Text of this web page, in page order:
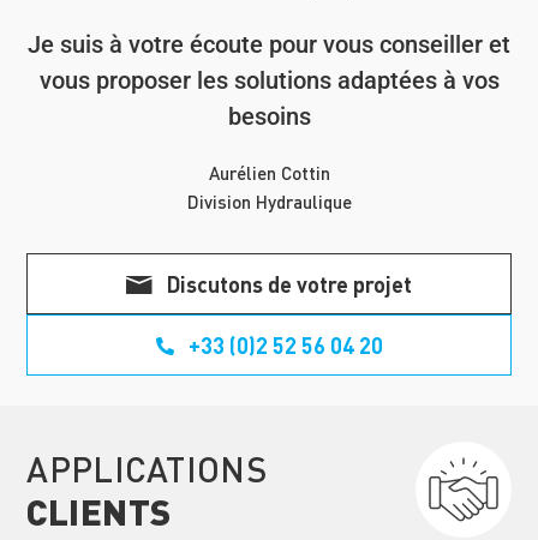
Je suis à votre écoute pour vous conseiller et
vous proposer les solutions adaptées à vos
besoins
Aurélien Cottin
Division Hydraulique
+33 (0)2 52 56 04 20
Discutons de votre projet
APPLICATIONS
CLIENTS